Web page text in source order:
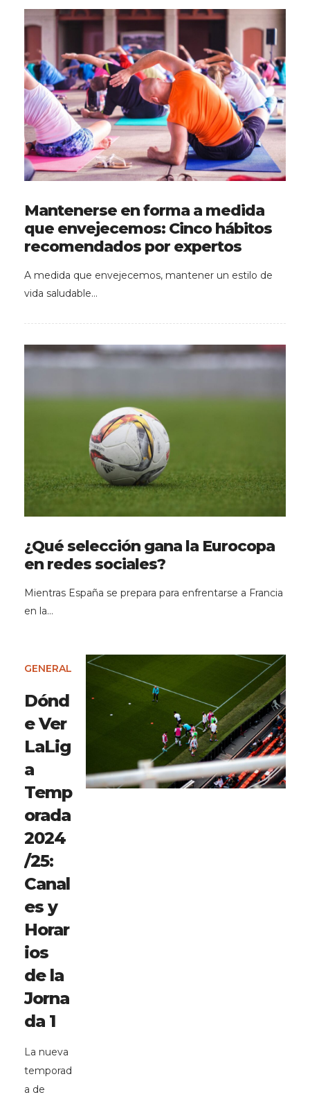
Mantenerse en forma a medida
que envejecemos: Cinco hábitos
recomendados por expertos
A medida que envejecemos, mantener un estilo de
vida saludable…
¿Qué selección gana la Eurocopa
en redes sociales?
Mientras España se prepara para enfrentarse a Francia
en la…
GENERAL
Dónd
e Ver
LaLig
a
Temp
orada
2024
/25:
Canal
es y
Horar
ios
de la
Jorna
da 1
La nueva
temporad
a de